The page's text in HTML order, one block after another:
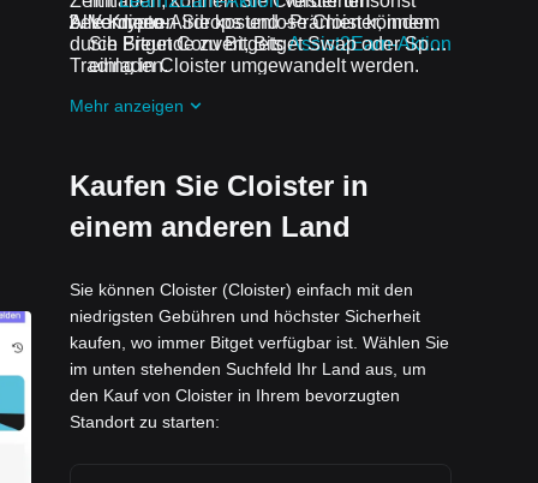
bekommen.
Verdienen Sie kostenlose Cloister, indem
Sie Freunde zu BitgetsAssist2Earn-Aktion
einladen.
indem Sie bei
Alle Krypto-Airdrops und -Prämien können
durch Bitget Convert, Bitget Swap oder Spot-
Trading in Cloister umgewandelt werden.
Mehr anzeigen
Kaufen Sie Cloister in
einem anderen Land
Sie können Cloister (Cloister) einfach mit den
niedrigsten Gebühren und höchster Sicherheit
kaufen, wo immer Bitget verfügbar ist. Wählen Sie
im unten stehenden Suchfeld Ihr Land aus, um
den Kauf von Cloister in Ihrem bevorzugten
Standort zu starten: